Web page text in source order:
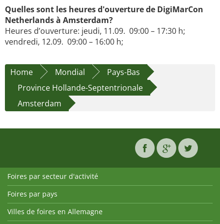
Quelles sont les heures d'ouverture de DigiMarCon
Netherlands à Amsterdam?
Heures d’ouverture: jeudi, 11.09. 09:00 – 17:30 h;
vendredi, 12.09. 09:00 – 16:00 h;
Home Mondial
Pays-Bas
Province Hollande-Septentrionale
Amsterdam
Foires par secteur d'activité
Foires par pays
Villes de foires en Allemagne